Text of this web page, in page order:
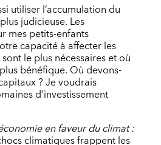
utiliser l’accumulation du
judicieuse. Les
mes petits-enfants
capacité à affecter les
le plus nécessaires et où
bénéfique. Où devons-
? Je voudrais
d’investissement
en faveur du climat :
climatiques frappent les